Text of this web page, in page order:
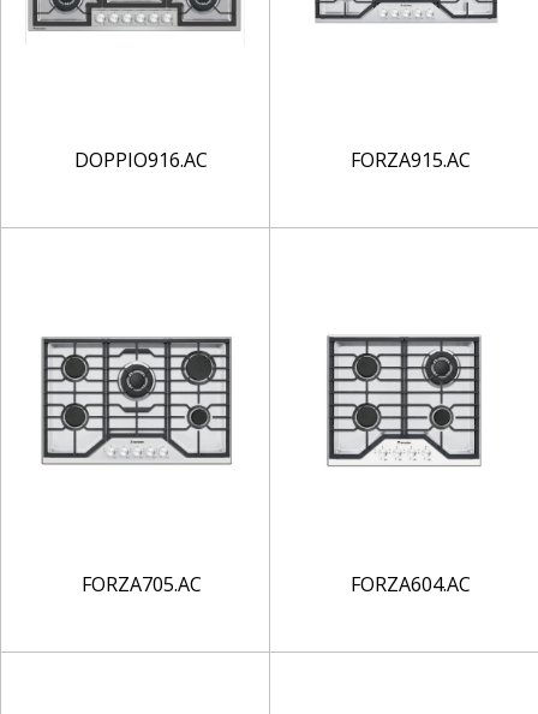
DOPPIO916.AC FORZA915.AC
FORZA705.AC FORZA604.AC